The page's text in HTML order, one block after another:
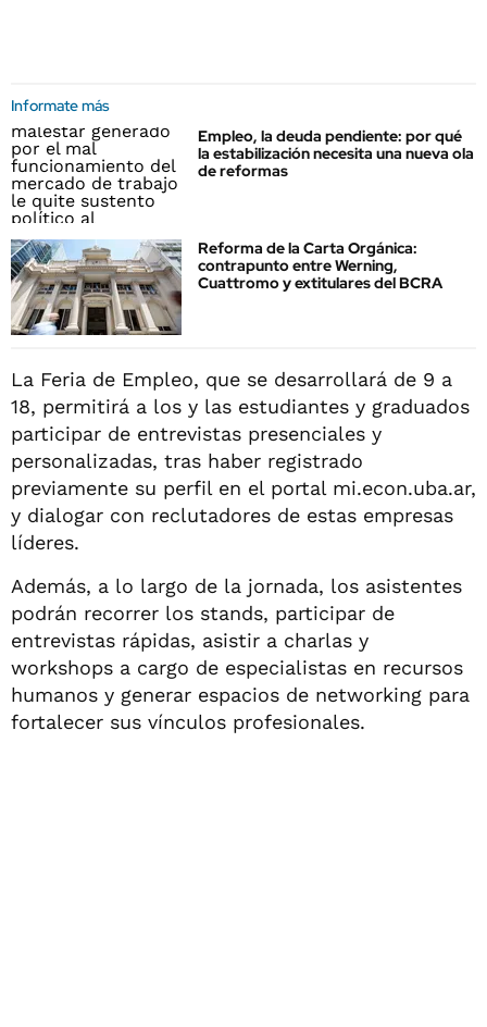
Informate más
Empleo, la deuda pendiente: por qué
la estabilización necesita una nueva ola
de reformas
Reforma de la Carta Orgánica:
contrapunto entre Werning,
Cuattromo y extitulares del BCRA
La Feria de Empleo, que se desarrollará de 9 a
18, permitirá a los y las estudiantes y graduados
participar de entrevistas presenciales y
personalizadas, tras haber registrado
previamente su perfil en el portal mi.econ.uba.ar,
y dialogar con reclutadores de estas empresas
líderes.
Además, a lo largo de la jornada, los asistentes
podrán recorrer los stands, participar de
entrevistas rápidas, asistir a charlas y
workshops a cargo de especialistas en recursos
humanos y generar espacios de networking para
fortalecer sus vínculos profesionales.